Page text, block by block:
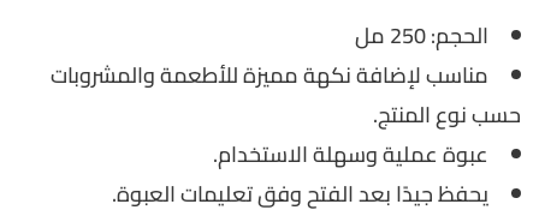
الحجم: 250 مل
مناسب لإضافة نكهة مميزة للأطعمة والمشروبات
حسب نوع المنتج.
عبوة عملية وسهلة الاستخدام.
يحفظ جيدًا بعد الفتح وفق تعليمات العبوة.